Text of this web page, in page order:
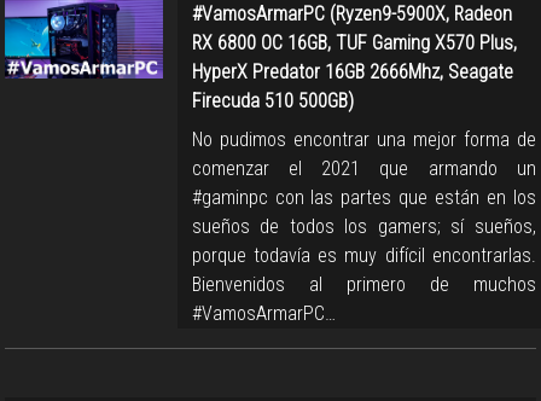
#VamosArmarPC (Ryzen9-5900X, Radeon
RX 6800 OC 16GB, TUF Gaming X570 Plus,
HyperX Predator 16GB 2666Mhz, Seagate
Firecuda 510 500GB)
No pudimos encontrar una mejor forma de
comenzar el 2021 que armando un
#gaminpc con las partes que están en los
sueños de todos los gamers; sí sueños,
porque todavía es muy difícil encontrarlas.
Bienvenidos al primero de muchos
#VamosArmarPC…